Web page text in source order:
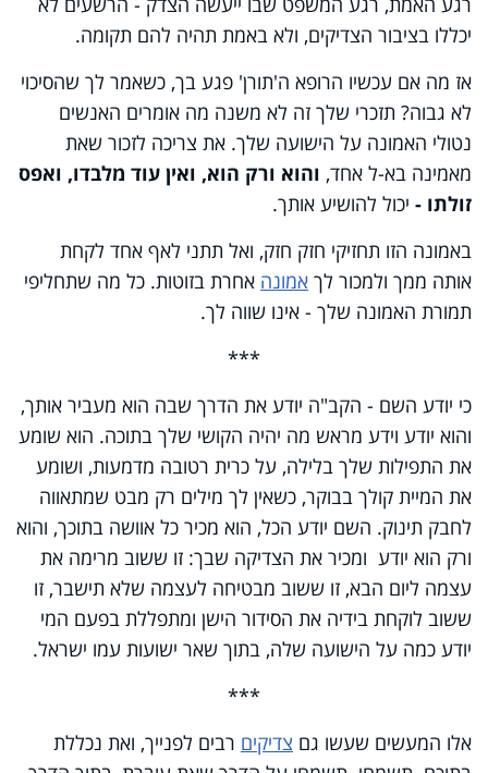
יכללו בציבור הצדיקים, ולא באמת תהיה להם תקומה.
אז מה אם עכשיו הרופא ה'תורן' פגע בך, כשאמר לך שהסיכוי
לא גבוה? תזכרי שלך זה לא משנה מה אומרים האנשים
נטולי האמונה על הישועה שלך. את צריכה לזכור שאת
מאמינה בא-ל אחד, והוא ורק הוא, ואין עוד מלבדו, ואפס
זולתו - יכול להושיע אותך.
באמונה הזו תחזיקי חזק חזק, ואל תתני לאף אחד לקחת
אותה ממך ולמכור לך אמונה אחרת בזוטות. כל מה שתחליפי
תמורת האמונה שלך - אינו שווה לך.
***
כי יודע השם - הקב"ה יודע את הדרך שבה הוא מעביר אותך,
והוא יודע וידע מראש מה יהיה הקושי שלך בתוכה. הוא שומע
את התפילות שלך בלילה, על כרית רטובה מדמעות, ושומע
את המיית קולך בבוקר, כשאין לך מילים רק מבט שמתאווה
לחבק תינוק. השם יודע הכל, הוא מכיר כל אוושה בתוכך, והוא
ורק הוא יודע ומכיר את הצדיקה שבך: זו ששוב מרימה את
עצמה ליום הבא, זו ששוב מבטיחה לעצמה שלא תישבר, זו
ששוב לוקחת בידיה את הסידור הישן ומתפללת בפעם המי
יודע כמה על הישועה שלה, בתוך שאר ישועות עמו ישראל.
***
אלו המעשים שעשו גם צדיקים רבים לפנייך, ואת נכללת